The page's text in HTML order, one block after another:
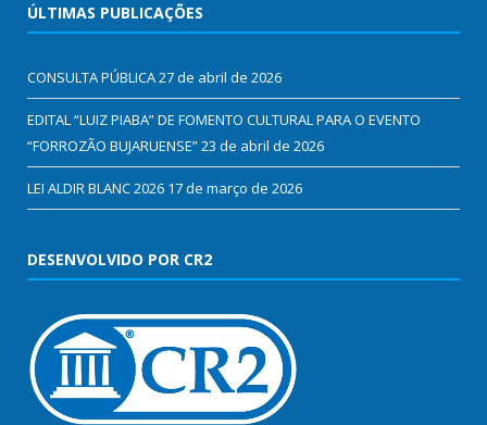
ÚLTIMAS PUBLICAÇÕES
CONSULTA PÚBLICA27 de abril de 2026
EDITAL “LUIZ PIABA” DE FOMENTO CULTURAL PARA O EVENTO
“FORROZÃO BUJARUENSE”23 de abril de 2026
LEI ALDIR BLANC 2026 17 de março de 2026
DESENVOLVIDO POR CR2